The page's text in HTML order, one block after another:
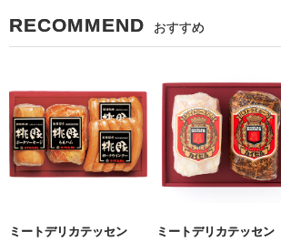
RECOMMEND おすすめ
ミートデリカテッセン
ミートデリカテッセン